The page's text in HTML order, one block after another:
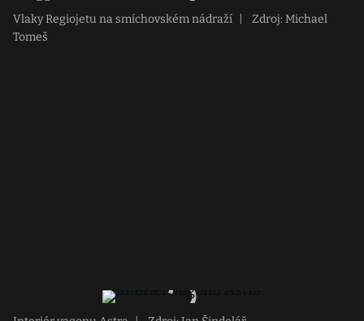
Vlaky Regiojetu na smíchovském nádraží
Zdroj: Michael
Tomeš